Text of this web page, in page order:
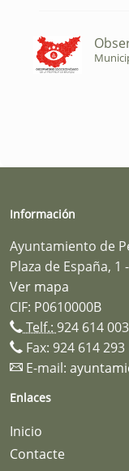
Información
Ayuntamiento de
Plaza de España,
Ver mapa
CIF: P0610000B
Telf.: 924 614 003
Fax: 924 614 293
E-mail:
Enlaces
Inicio
Contacte